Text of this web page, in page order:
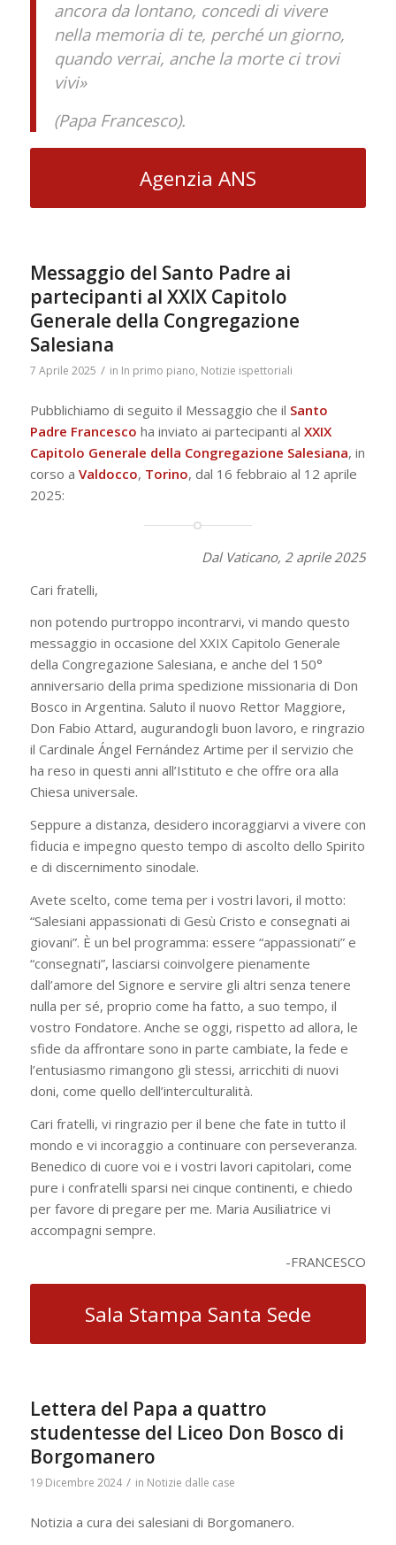
ancora da lontano, concedi di vivere
nella memoria di te, perché un giorno,
quando verrai, anche la morte ci trovi
vivi»
(Papa Francesco).
Agenzia ANS
Messaggio del Santo Padre ai
partecipanti al XXIX Capitolo
Generale della Congregazione
Salesiana
7 Aprile 2025 / in In primo piano, Notizie ispettoriali
Pubblichiamo di seguito il Messaggio che il Santo
Padre Francesco ha inviato ai partecipanti al XXIX
Capitolo Generale della Congregazione Salesiana, in
corso a Valdocco, Torino, dal 16 febbraio al 12 aprile
2025:
Dal Vaticano, 2 aprile 2025
Cari fratelli,
non potendo purtroppo incontrarvi, vi mando questo
messaggio in occasione del XXIX Capitolo Generale
della Congregazione Salesiana, e anche del 150°
anniversario della prima spedizione missionaria di Don
Bosco in Argentina. Saluto il nuovo Rettor Maggiore,
Don Fabio Attard, augurandogli buon lavoro, e ringrazio
il Cardinale Ángel Fernández Artime per il servizio che
ha reso in questi anni all’Istituto e che offre ora alla
Chiesa universale.
Seppure a distanza, desidero incoraggiarvi a vivere con
fiducia e impegno questo tempo di ascolto dello Spirito
e di discernimento sinodale.
Avete scelto, come tema per i vostri lavori, il motto:
“Salesiani appassionati di Gesù Cristo e consegnati ai
giovani”. È un bel programma: essere “appassionati” e
“consegnati”, lasciarsi coinvolgere pienamente
dall’amore del Signore e servire gli altri senza tenere
nulla per sé, proprio come ha fatto, a suo tempo, il
vostro Fondatore. Anche se oggi, rispetto ad allora, le
sfide da affrontare sono in parte cambiate, la fede e
l’entusiasmo rimangono gli stessi, arricchiti di nuovi
doni, come quello dell’interculturalità.
Cari fratelli, vi ringrazio per il bene che fate in tutto il
mondo e vi incoraggio a continuare con perseveranza.
Benedico di cuore voi e i vostri lavori capitolari, come
pure i confratelli sparsi nei cinque continenti, e chiedo
per favore di pregare per me. Maria Ausiliatrice vi
accompagni sempre.
-FRANCESCO
Sala Stampa Santa Sede
Lettera del Papa a quattro
studentesse del Liceo Don Bosco di
Borgomanero
19 Dicembre 2024 / in Notizie dalle case
Notizia a cura dei salesiani di Borgomanero.